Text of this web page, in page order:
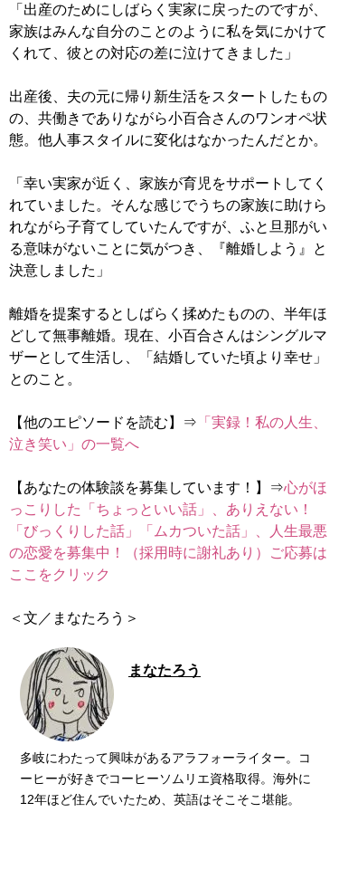
「出産のためにしばらく実家に戻ったのですが、
家族はみんな自分のことのように私を気にかけて
くれて、彼との対応の差に泣けてきました」
出産後、夫の元に帰り新生活をスタートしたもの
の、共働きでありながら小百合さんのワンオペ状
態。他人事スタイルに変化はなかったんだとか。
「幸い実家が近く、家族が育児をサポートしてく
れていました。そんな感じでうちの家族に助けら
れながら子育てしていたんですが、ふと旦那がい
る意味がないことに気がつき、『離婚しよう』と
決意しました」
離婚を提案するとしばらく揉めたものの、半年ほ
どして無事離婚。現在、小百合さんはシングルマ
ザーとして生活し、「結婚していた頃より幸せ」
とのこと。
【他のエピソードを読む】⇒ 「実録！私の人生、
泣き笑い」の一覧へ
【あなたの体験談を募集しています！】⇒心がほ
っこりした「ちょっといい話」、ありえない！
「びっくりした話」「ムカついた話」、人生最悪
の恋愛を募集中！（採用時に謝礼あり）ご応募は
ここをクリック
＜文／まなたろう＞
まなたろう
多岐にわたって興味があるアラフォーライター。コ
ーヒーが好きでコーヒーソムリエ資格取得。海外に
12年ほど住んでいたため、英語はそこそこ堪能。